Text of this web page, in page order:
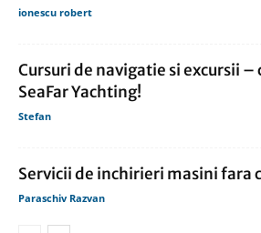
ionescu robert
Cursuri de navigatie si excursii –
SeaFar Yachting!
Stefan
Servicii de inchirieri masini fara
Paraschiv Razvan